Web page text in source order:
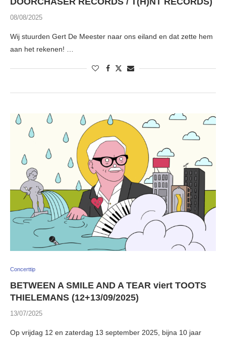
08/08/2025
Wij stuurden Gert De Meester naar ons eiland en dat zette hem
aan het rekenen! …
Concerttip
BETWEEN A SMILE AND A TEAR viert TOOTS
THIELEMANS (12+13/09/2025)
13/07/2025
Op vrijdag 12 en zaterdag 13 september 2025, bijna 10 jaar